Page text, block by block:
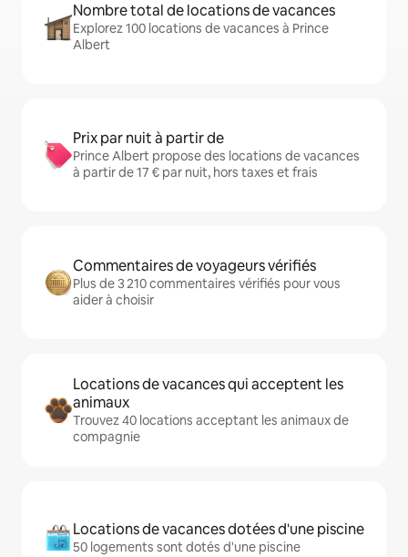
Nombre total de locations de vacances
Explorez 100 locations de vacances à Prince
Albert
Prix par nuit à partir de
Prince Albert propose des locations de vacances
à partir de 17 € par nuit, hors taxes et frais
Commentaires de voyageurs vérifiés
Plus de 3 210 commentaires vérifiés pour vous
aider à choisir
Locations de vacances qui acceptent les
animaux
Trouvez 40 locations acceptant les animaux de
compagnie
Locations de vacances dotées d'une piscine
50 logements sont dotés d'une piscine